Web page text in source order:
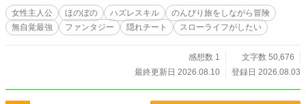
には、歩いた距離に応じて能力が成長する効果があることを。 疲労無効、状態
異常耐性、危険察知、幸運上昇――。 さらに歩き続けることで、失われた秘境
や希少な素材、伝説の魔獣とさえ巡り会えることを。 これは、ハズレスキルを
て、今日はどこまで行こうかな？」 平日は、18時 休日は、昼12時、18時に投稿
す😊
女性主人公 ほのぼの ハズレスキル
のんびり旅をしながら冒険
無自覚最強
ファンタジー 隠れチート スローライフがしたい
感想数 1
文字数 50,676
最終更新日 2026.08.10
登録日 2026.08.03